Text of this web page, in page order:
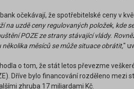
očekávají, že spotřebitelské ceny v
na uzdě ceny regulovaných položek, kde
POZE ze strany stávající vlády.
měsíců se může situace obrátit,"
o tom, že stát letos převezme
Dříve bylo financování rozděleno mezi
zhruba 17 miliardami Kč.